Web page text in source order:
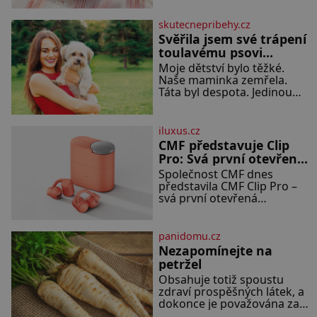
krajinou, také bohatou
historií i luxusem.Zjistěte,
grilovací hliníkové misky
narovnejte nasucho kolečka
lilku.
skutecnepribehy.cz
Svěřila jsem své trápení
toulavému psovi
Bobimu
Moje dětství bylo těžké.
Naše maminka zemřela.
Táta byl despota. Jedinou
jsem jako dítě měla peklo.
Maminka zemřela, když
jsem byla ještě malá. Otec
hodně pil a často dokázal
propít skoro celou výplatu.
Čtyři roky jsem chodila do
školy u nás na vesnici. Měli
iluxus.cz
CMF představuje Clip
Pro: Svá první otevřená
sluchátka
Společnost CMF dnes
představila CMF Clip Pro –
svá první otevřená
poslechu, který působí
stejně přirozeně, jako zní.
CMF Clip Pro jsou navržena
pro lid
panidomu.cz
Nezapomínejte na
petržel
Obsahuje totiž spoustu
zdraví prospěšných látek, a
dokonce je považována za